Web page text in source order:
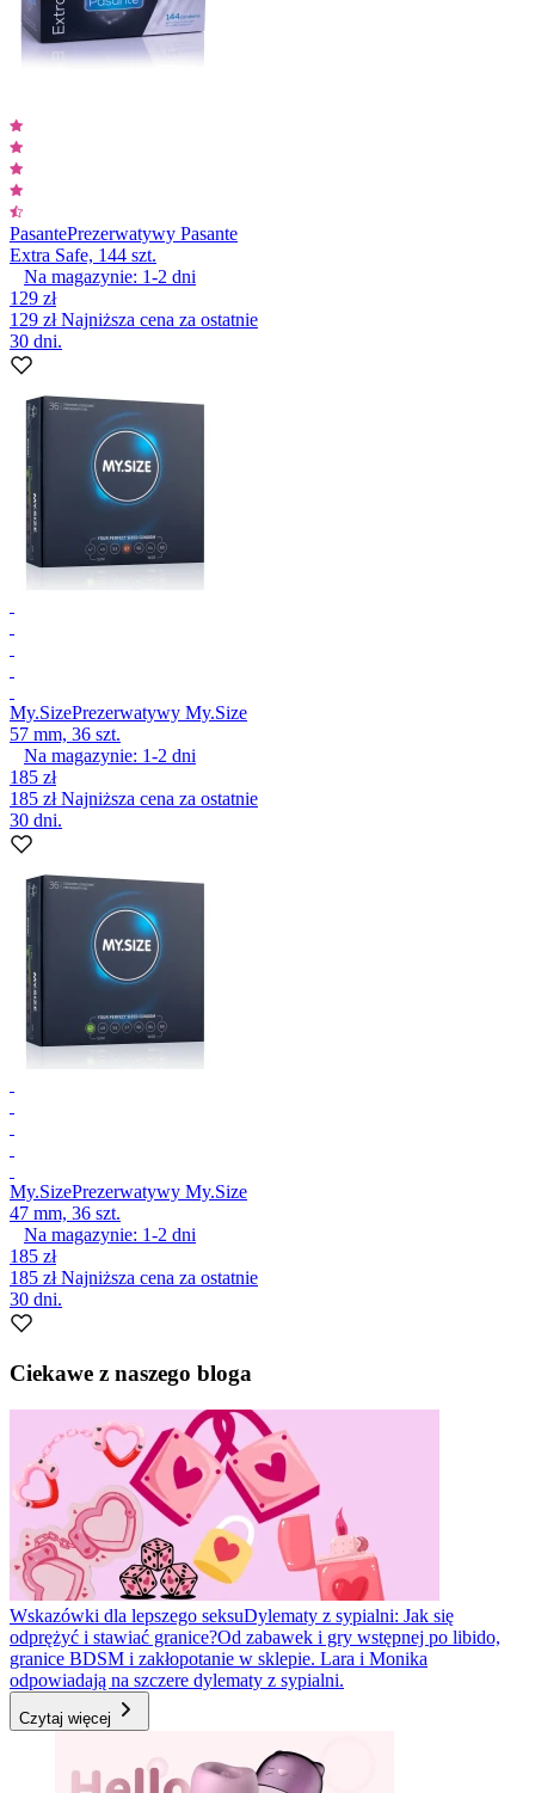
PasantePrezerwatywy Pasante
Extra Safe, 144 szt.
Na magazynie: 1-2 dni
129 zł
129 złNajniższa cena za ostatnie
30 dni.
My.SizePrezerwatywy My.Size
57 mm, 36 szt.
Na magazynie: 1-2 dni
185 zł
185 złNajniższa cena za ostatnie
30 dni.
My.SizePrezerwatywy My.Size
47 mm, 36 szt.
Na magazynie: 1-2 dni
185 zł
185 złNajniższa cena za ostatnie
30 dni.
Ciekawe z naszego bloga
Wskazówki dla lepszego seksuDylematy z sypialni: Jak się
odprężyć i stawiać granice?Od zabawek i gry wstępnej po libido,
granice BDSM i zakłopotanie w sklepie. Lara i Monika
odpowiadają na szczere dylematy z sypialni.
Czytaj więcej